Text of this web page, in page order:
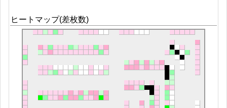
ヒートマップ(差枚数)